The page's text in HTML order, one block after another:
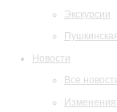
Экскурсии
Новости
Все